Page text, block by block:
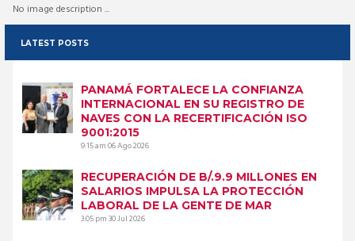
No image description ...
LATEST POSTS
PANAMÁ FORTALECE LA CONFIANZA
INTERNACIONAL EN SU REGISTRO DE
NAVES CON LA RECERTIFICACIÓN ISO
9001:2015
9:15 am06 Ago 2026
RECUPERACIÓN DE B/.9.9 MILLONES EN
SALARIOS IMPULSA LA PROTECCIÓN
LABORAL DE LA GENTE DE MAR
3:05 pm30 Jul 2026